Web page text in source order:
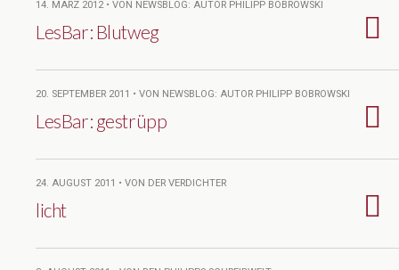
14. MÄRZ 2012 • VON NEWSBLOG: AUTOR PHILIPP BOBROWSKI
LesBar: Blutweg
20. SEPTEMBER 2011 • VON NEWSBLOG: AUTOR PHILIPP BOBROWSKI
LesBar: gestrüpp
24. AUGUST 2011 • VON DER VERDICHTER
licht